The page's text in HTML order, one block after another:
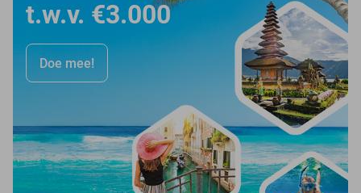
t.w.v. €3.000
Doe mee!